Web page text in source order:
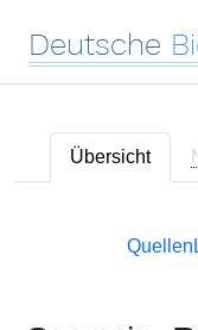
Deutsche
Übersicht
Quellen